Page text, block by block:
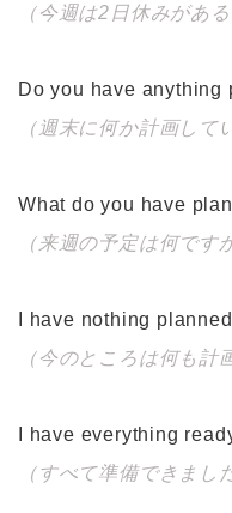
（今週は2日休みがある
Do you have anything
（週末に何か計画して
What do you have
（来週の予定は何です
I have nothing
（今のところは何も計
I have everything
（すべて準備できまし